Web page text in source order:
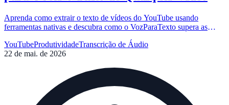
Aprenda como extrair o texto de vídeos do YouTube usando
ferramentas nativas e descubra como o VozParaTexto supera as
YouTubeProdutividadeTranscrição de Áudio
22 de mai. de 2026